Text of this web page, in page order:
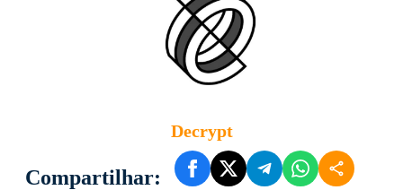
Decrypt
Compartilhar: